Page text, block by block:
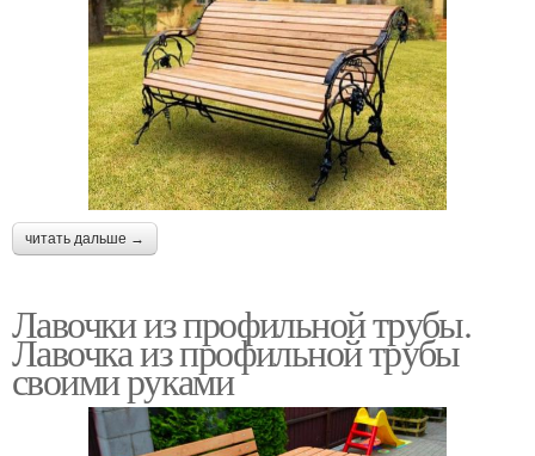
читать дальше →
Лавочки из профильной трубы.
Лавочка из профильной трубы
своими руками